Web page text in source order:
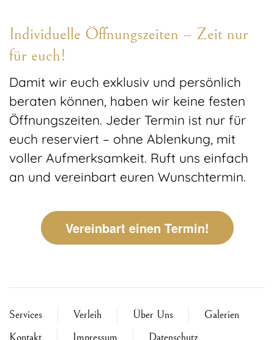
Individuelle Öffnungszeiten – Zeit nur
für euch!
Damit wir euch exklusiv und persönlich
beraten können, haben wir keine festen
Öffnungszeiten. Jeder Termin ist nur für
euch reserviert – ohne Ablenkung, mit
voller Aufmerksamkeit. Ruft uns einfach
an und vereinbart euren Wunschtermin.
Vereinbart einen Termin!
Services Verleih Über Uns
Galerien
Kontakt
Impressum Datenschutz